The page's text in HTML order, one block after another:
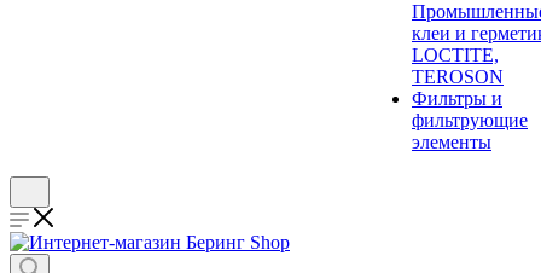
клеи и
LOCTITE,
TEROSON
Фильтры и
фильтрующие
элементы